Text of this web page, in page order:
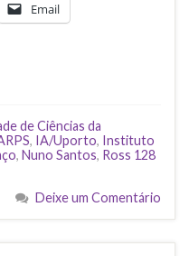
Email
de Ciências da
, IA/Uporto, Instituto
, Nuno Santos, Ross 128
Deixe um Comentário